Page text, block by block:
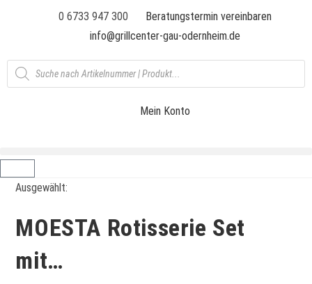
0 6733 947 300
Beratungstermin vereinbaren
info@grillcenter-gau-odernheim.de
Mein Konto
Ausgewählt:
MOESTA Rotisserie Set
mit…